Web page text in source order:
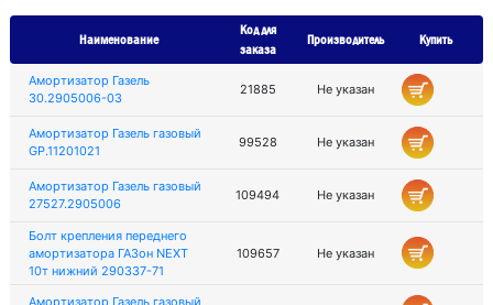
Наименование
Код для
заказа
Производитель Купить
Амортизатор Газель
30.2905006-03
21885 Не указан
Амортизатор Газель газовый
GP.11201021
99528 Не указан
Амортизатор Газель газовый
27527.2905006
109494 Не указан
Болт крепления переднего
амортизатора ГАЗон NEXT
10т нижний 290337-71
109657 Не указан
Амортизатор Газель газовый